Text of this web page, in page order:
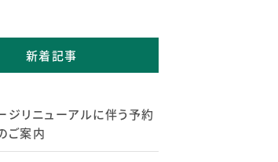
新着記事
ジリニューアルに伴う予約
ご案内